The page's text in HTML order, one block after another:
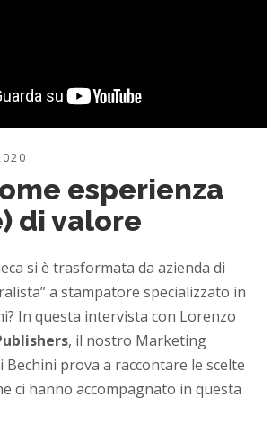
esperienza
di valore
si è trasformata da azienda di
a stampatore specializzato in
In questa intervista con Lorenzo
, il nostro Marketing
prova a raccontare le scelte
ci hanno accompagnato in questa